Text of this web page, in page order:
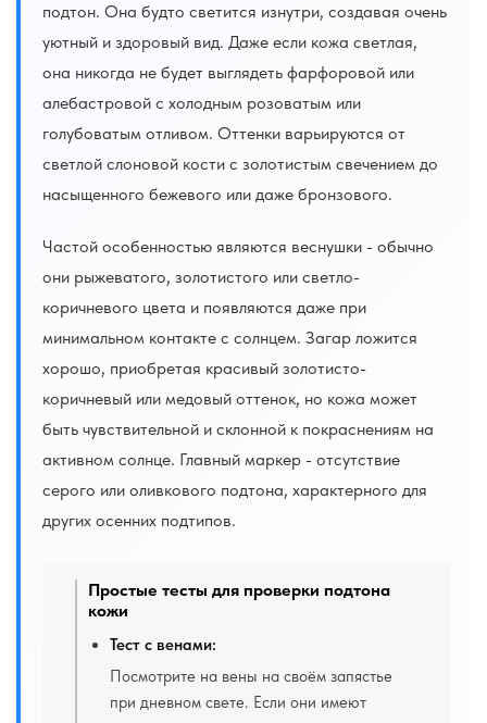
подтон. Она будто светится изнутри, создавая очень
уютный и здоровый вид. Даже если кожа светлая,
она никогда не будет выглядеть фарфоровой или
алебастровой с холодным розоватым или
голубоватым отливом. Оттенки варьируются от
светлой слоновой кости с золотистым свечением до
насыщенного бежевого или даже бронзового.
Частой особенностью являются веснушки - обычно
они рыжеватого, золотистого или светло-
коричневого цвета и появляются даже при
минимальном контакте с солнцем. Загар ложится
хорошо, приобретая красивый золотисто-
коричневый или медовый оттенок, но кожа может
быть чувствительной и склонной к покраснениям на
активном солнце. Главный маркер - отсутствие
серого или оливкового подтона, характерного для
других осенних подтипов.
Простые тесты для проверки подтона
кожи
Тест с венами:
Посмотрите на вены на своём запястье
при дневном свете. Если они имеют